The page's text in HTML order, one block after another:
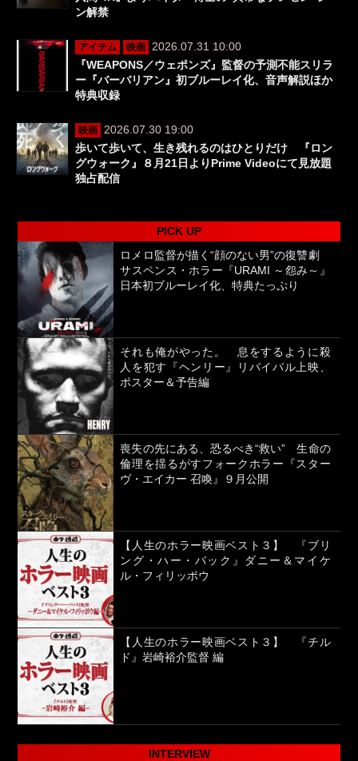
ン解禁
アイテム 映画
2026.07.31 10:00
『WEAPONS／ウェポンズ』監督の予測不能スリラ
ー『バーバリアン』初ブルーレイ化、音声解説ほか
特典収録
映画
2026.07.30 19:00
歩いて歩いて、生き残れるのはひとりだけ 『ロン
グウォーク』８月21日よりPrime Videoにて見放題
独占配信
PICK UP
ロメロ監督が描く“顔のない男”の復讐劇
サスペンス・ホラー『URAMI ～怨み～』
日本初ブルーレイ化、特典たっぷり
それも俺がやった。 息をするように殺
人を犯す『ヘンリー』リバイバル上映、
ポスター＆予告編
喪失の先にある、恐るべき“救い” 生命の
倫理を揺るがすフォークホラー『スター
ヴ・エイカー 召喚』９月公開
【人生のホラー映画ベスト３】 『ブリ
ング・ハー・バック』ダニー＆マイケ
ル・フィリッポウ
【人生のホラー映画ベスト３】 『チル
ド』岩崎裕介監督 編
INTERVIEW